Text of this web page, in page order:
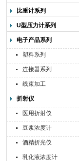
比重计系列
U型压力计系列
电子产品系列
塑料系列
连接器系列
线束加工
折射仪
医用折射仪
豆浆浓度计
酒精折光仪
乳化液浓度计